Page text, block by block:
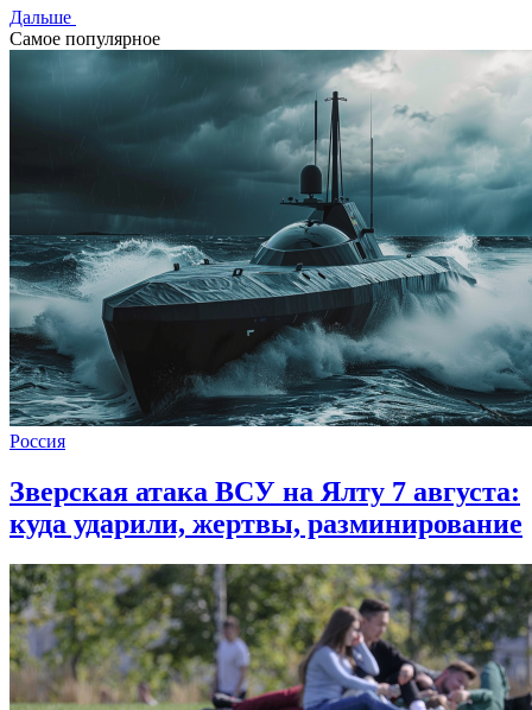
Дальше
Самое популярное
Россия
Зверская атака ВСУ на Ялту 7 августа:
куда ударили, жертвы, разминирование